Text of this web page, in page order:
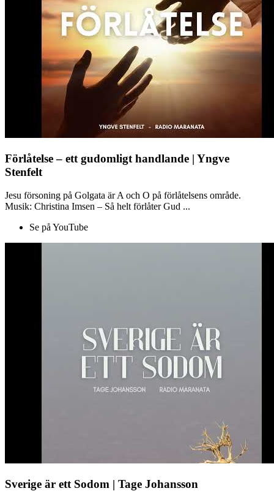
Förlåtelse – ett gudomligt handlande | Yngve
Stenfelt
Jesu försoning på Golgata är A och O på förlåtelsens område.
Musik: Christina Imsen – Så helt förlåter Gud ...
Se på YouTube
Sverige är ett Sodom | Tage Johansson